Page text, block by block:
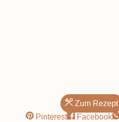
Zum Rezept
Pinterest
Facebook